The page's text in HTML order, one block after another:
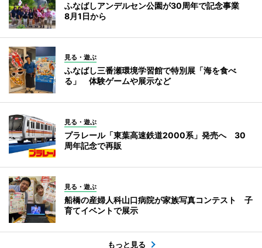
ふなばしアンデルセン公園が30周年で記念事業
8月1日から
見る・遊ぶ
ふなばし三番瀬環境学習館で特別展「海を食べ
る」 体験ゲームや展示など
見る・遊ぶ
プラレール「東葉高速鉄道2000系」発売へ 30
周年記念で再販
見る・遊ぶ
船橋の産婦人科山口病院が家族写真コンテスト 子
育てイベントで展示
もっと見る